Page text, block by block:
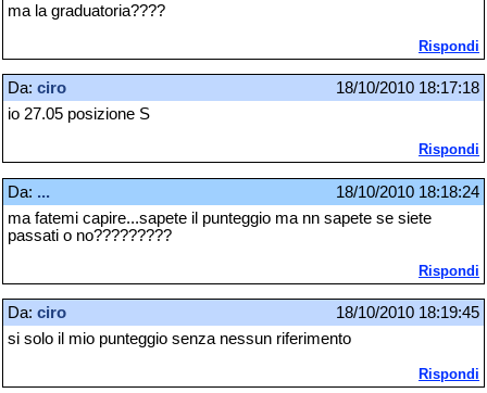
ma la graduatoria????
Rispondi
Da: ciro
18/10/2010 18:17:18
io 27.05 posizione S
Rispondi
Da: ...
18/10/2010 18:18:24
ma fatemi capire...sapete il punteggio ma nn sapete se siete
passati o no?????????
Rispondi
Da: ciro
18/10/2010 18:19:45
si solo il mio punteggio senza nessun riferimento
Rispondi